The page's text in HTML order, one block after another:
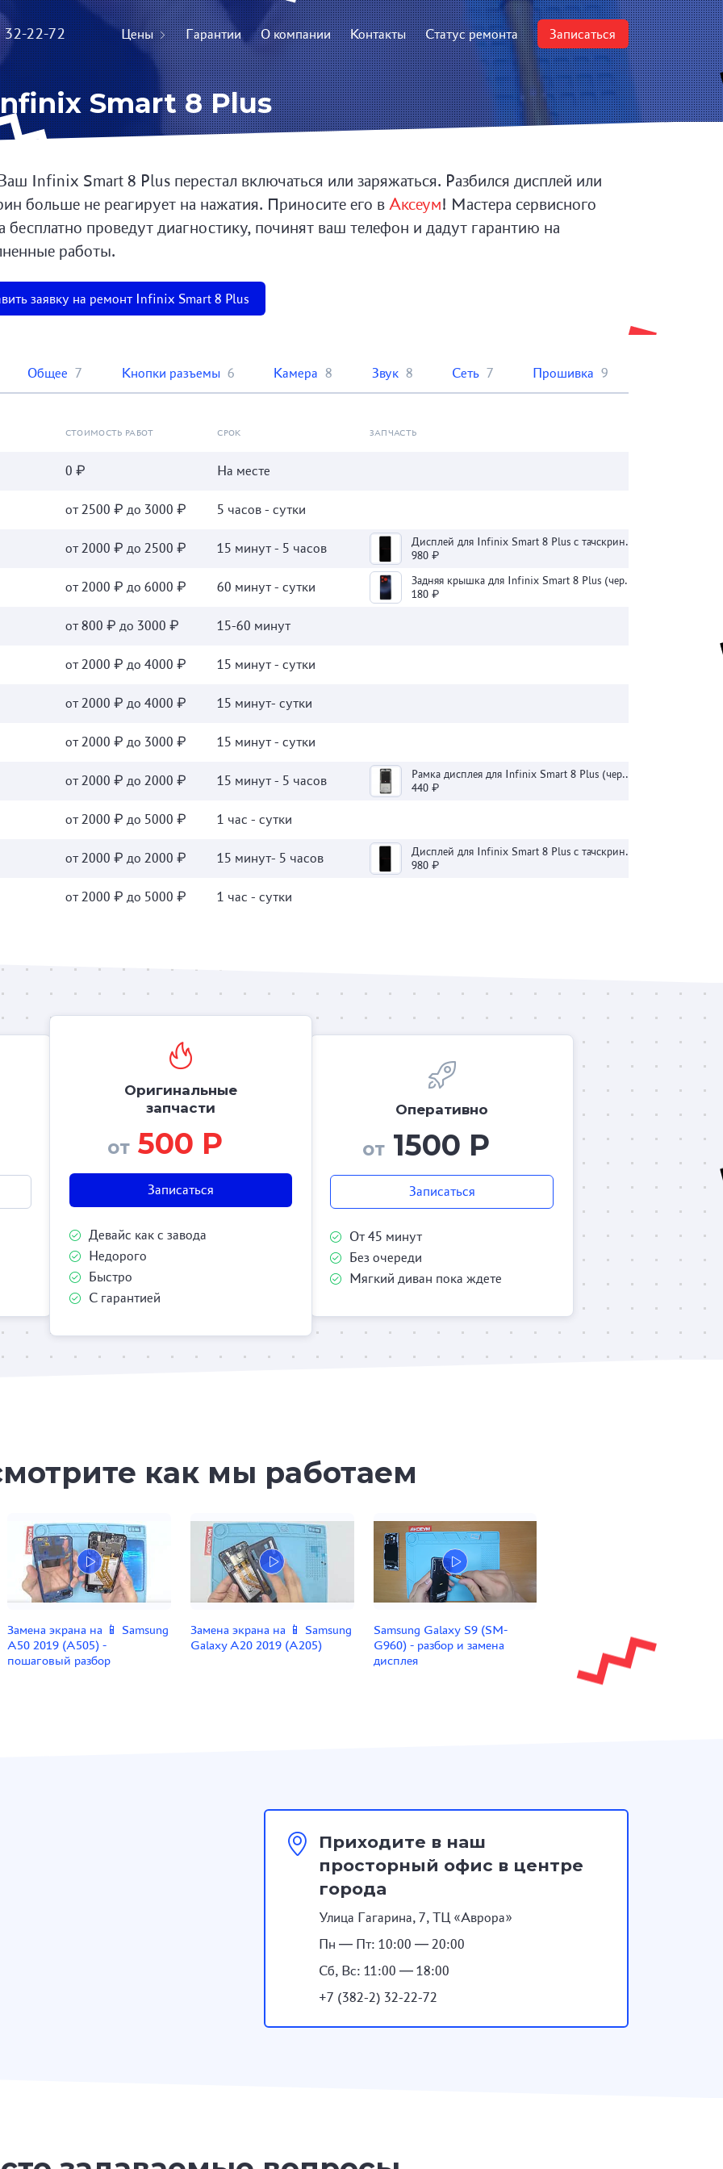
32-22-72 Цены Гарантии О компании Контакты Статус ремонта Записаться
Smart 8 Plus
Infinix Smart 8 Plus перестал включаться или заряжаться. Разбился дисплей или
больше не реагирует на нажатия. Приносите его в Аксеум! Мастера сервисного
бесплатно проведут диагностику, починят ваш телефон и дадут гарантию на
работы.
заявку на ремонт Infinix Smart 8 Plus
Общее 7 Кнопки разъемы 6 Камера 8 Звук 8 Сеть 7 Прошивка 9
СТОИМОСТЬ РАБОТ СРОК ЗАПЧАСТЬ
0 ₽ На месте
от 2500 ₽ до 3000 ₽ 5 часов - сутки
от 2000 ₽ до 2500 ₽ 15 минут - 5 часов
Дисплей для Infinix Smart 8 Plus с тачскрином (черный) - Оригинал
980 ₽
от 2000 ₽ до 6000 ₽ 60 минут - сутки
Задняя крышка для Infinix Smart 8 Plus (черная)
180 ₽
от 800 ₽ до 3000 ₽ 15-60 минут
от 2000 ₽ до 4000 ₽ 15 минут - сутки
от 2000 ₽ до 4000 ₽ 15 минут- сутки
от 2000 ₽ до 3000 ₽ 15 минут - сутки
от 2000 ₽ до 2000 ₽ 15 минут - 5 часов
Рамка дисплея для Infinix Smart 8 Plus (черная)
440 ₽
от 2000 ₽ до 5000 ₽ 1 час - сутки
от 2000 ₽ до 2000 ₽ 15 минут- 5 часов
Дисплей для Infinix Smart 8 Plus с тачскрином (черный) - Оригинал
980 ₽
от 2000 ₽ до 5000 ₽ 1 час - сутки
Оригинальные
запчасти
от500 Р
Записаться
Девайс как с завода
Недорого
Быстро
С гарантией
Оперативно
от1500 Р
Записаться
От 45 минут
Без очереди
Мягкий диван пока ждете
как мы работаем
Замена экрана на 📱 Samsung
A50 2019 (A505) -
пошаговый разбор
Замена экрана на 📱 Samsung
Galaxy A20 2019 (A205)
Samsung Galaxy S9 (SM-
G960) - разбор и замена
дисплея
Приходите в наш
просторный офис в центре
города
Улица Гагарина, 7, ТЦ «Аврора»
Пн — Пт: 10:00 — 20:00
Сб, Вс: 11:00 — 18:00
+7 (382-2) 32-22-72